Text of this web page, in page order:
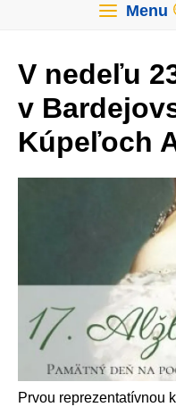
Menu
V nedeľu
v
Kúpeľoch
Prvou reprezentatívnou